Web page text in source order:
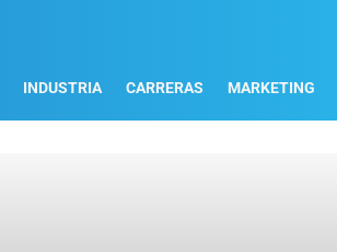
INDUSTRIA CARRERAS MARKETING